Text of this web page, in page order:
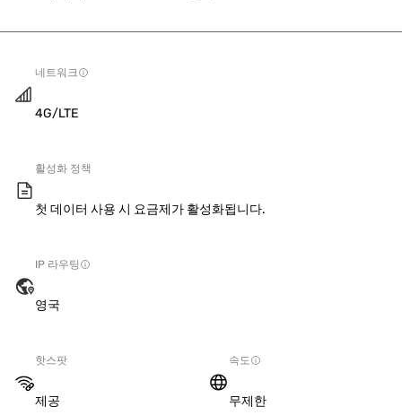
네트워크
4G/LTE
활성화 정책
첫 데이터 사용 시 요금제가 활성화됩니다.
IP 라우팅
영국
핫스팟
제공
속도
무제한